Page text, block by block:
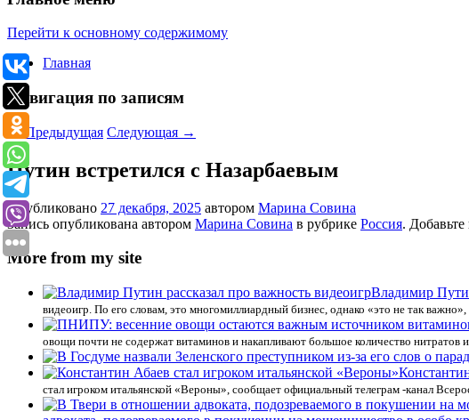
Перейти к основному содержимому
Главная
Навигация по записям
←Предыдущая Следующая →
Путин встретился с Назарбаевым
Опубликовано 27 декабря, 2025 автором Марина Совина
Запись опубликована автором Марина Совина в рубрике Россия. Добавьте
More from my site
Владимир
видеоигр. По его словам, это многомиллиардный бизнес, однако «это не так
овощи почти не содержат витаминов и накапливают большое количество нитратов
стал игроком итальянской «Вероны», сообщает официальный телеграм -канал